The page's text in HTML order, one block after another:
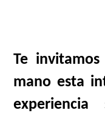
Te
mano esta